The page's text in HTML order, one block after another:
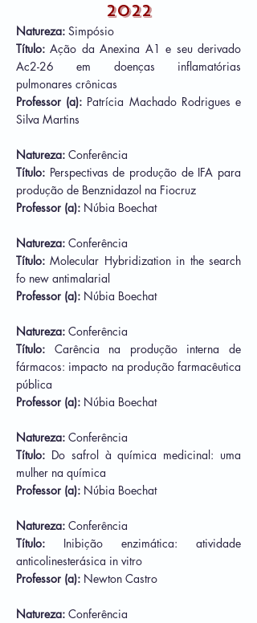
2022
Natureza: Simpósio
Título:Ação da Anexina A1 e seu derivado
Ac2-26 em doenças inflamatórias
pulmonares crônicas
Professor (a): Patrícia Machado Rodrigues e
Silva Martins
Natureza: Conferência
Título: Perspectivas de produção de IFA para
produção de Benznidazol na Fiocruz
Professor (a): Núbia Boechat
Natureza: Conferência
Título:Molecular Hybridization in the search
fo new antimalarial
Professor (a): Núbia Boechat
Natureza: Conferência
Título: Carência na produção interna de
fármacos: impacto na produção farmacêutica
pública
Professor (a): Núbia Boechat
Natureza: Conferência
Título: Do safrol à química medicinal: uma
mulher na química
Professor (a): Núbia Boechat
Natureza: Conferência
Título: Inibição enzimática: atividade
anticolinesterásica in vitro
Professor (a): Newton Castro
Natureza: Conferência